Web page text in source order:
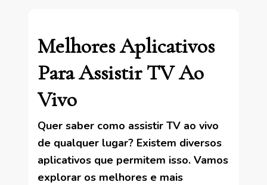
Melhores Aplicativos
Para Assistir TV Ao
Vivo
Quer saber como assistir TV ao vivo
de qualquer lugar? Existem diversos
aplicativos que permitem isso. Vamos
explorar os melhores e mais